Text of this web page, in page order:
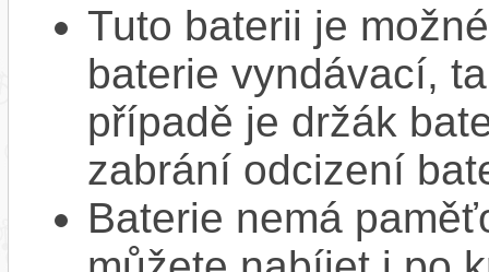
Tuto baterii je
baterie vyndávací,
případě je držák
zabrání odcizení
Baterie nemá